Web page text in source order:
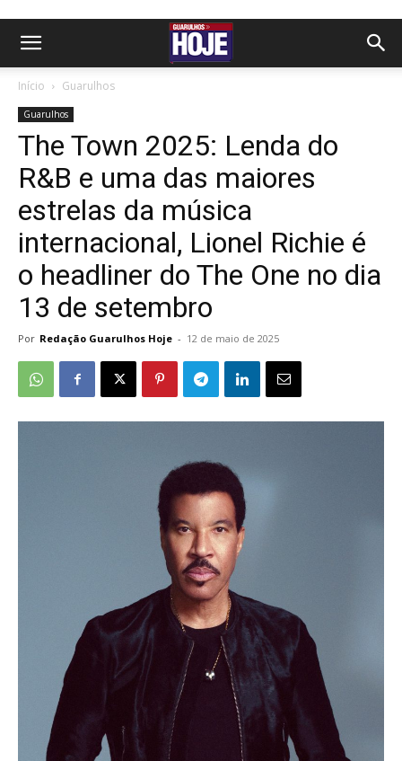
Início Guarulhos
Guarulhos
The Town 2025: Lenda do
R&B e uma das maiores
estrelas da música
internacional, Lionel Richie é
o headliner do The One no dia
13 de setembro
Por Redação Guarulhos Hoje - 12 de maio de 2025